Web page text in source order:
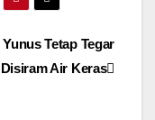
Tetap Tegar
Air Keras